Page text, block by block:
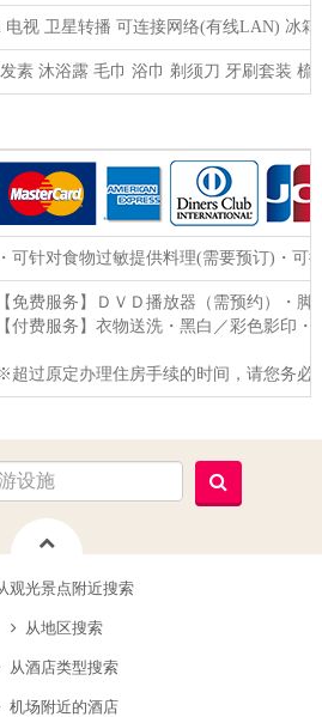
电视 卫星转播 可连接网络(有线LAN) 冰
素 沐浴露 毛巾 浴巾 剃须刀 牙刷套装 梳
・可针对食物过敏提供料理(需要预订)・可
【免费服务】ＤＶＤ播放器（需预约）・
【付费服务】衣物送洗・黑白／彩色影印・
超过原定办理住房手续的时间，请您务必
观光景点附近搜索
从地区搜索
从酒店类型搜索
机场附近的酒店